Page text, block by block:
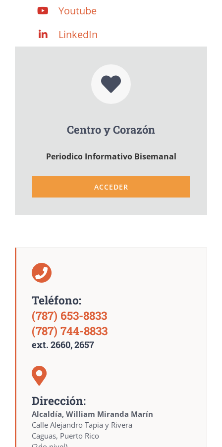
Youtube
LinkedIn
Centro y Corazón
Periodico Informativo Bisemanal
ACCEDER
Teléfono:
(787) 653-8833
(787) 744-8833
ext. 2660, 2657
Dirección:
Alcaldía, William Miranda Marín
Calle Alejandro Tapia y Rivera
Caguas, Puerto Rico